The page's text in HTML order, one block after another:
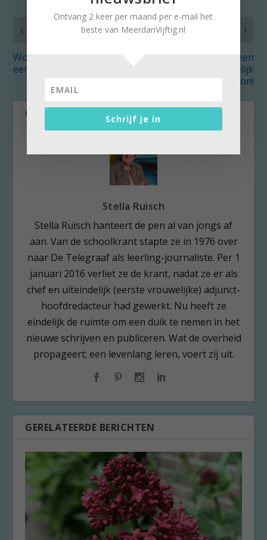
Wow, Warschau: wat
een ervaring!
It’s Raining Women: een
áctiefilm….over gelijk
loon!
OVER DE AUTEUR
Stella Ruisch
Stella Ruisch hanteert de pen al van jongs af
aan. Van de schoolkrant stapte ze in 1976 over
naar De Telegraaf als leerling-journaliste. Per 1
januari 2016 verliet ze de krant, nadat ze er als
chef en uiteindelijk (eerste vrouwelijke) adjunct-
hoofdredacteur had gewerkt. Nu heeft ze
eindelijk de ruimte om een duik te nemen in het
nieuwe schrijven en publiceren. Wat de overheid
propageert; een levenlang leren, voert zij uit.
GERELATEERDE BERICHTEN
Ontvang 2 keer per maand per e-mail het
beste van MeerdanVijftig.nl
Schrijf je in